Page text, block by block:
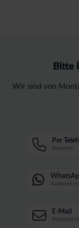
Bitte
Wir sind von
Per
Anrufen
Antwort
E-Mail
Antwort